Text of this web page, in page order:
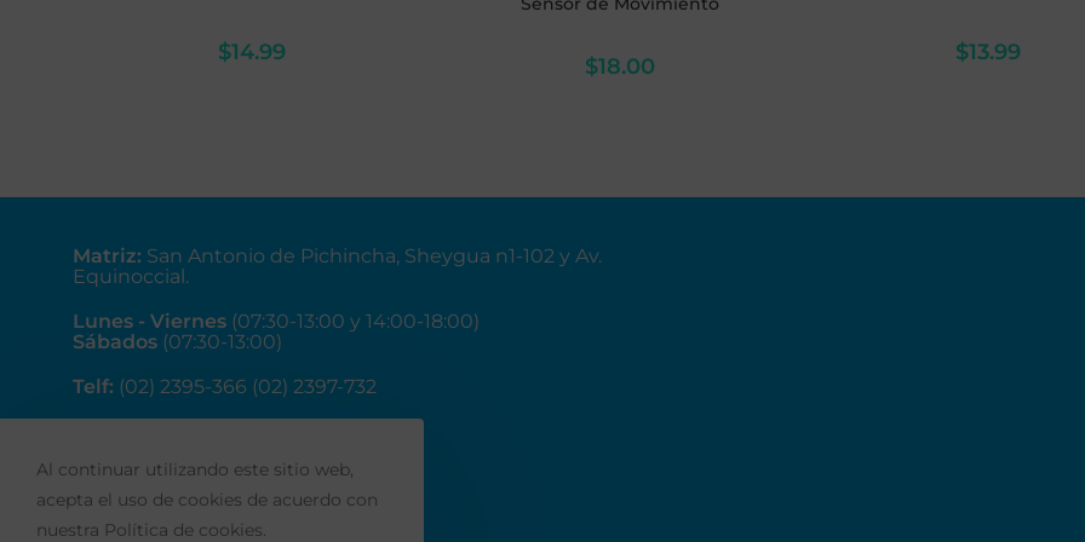
$14.99
$18.00
$13.99
Matriz: San Antonio de Pichincha, Sheygua n1-102 y Av.
Equinoccial.
Lunes - Viernes (07:30-13:00 y 14:00-18:00)
Sábados (07:30-13:00)
Telf: (02) 2395-366 (02) 2397-732
Al continuar utilizando este sitio web,
acepta el uso de cookies de acuerdo con
nuestra Política de cookies.